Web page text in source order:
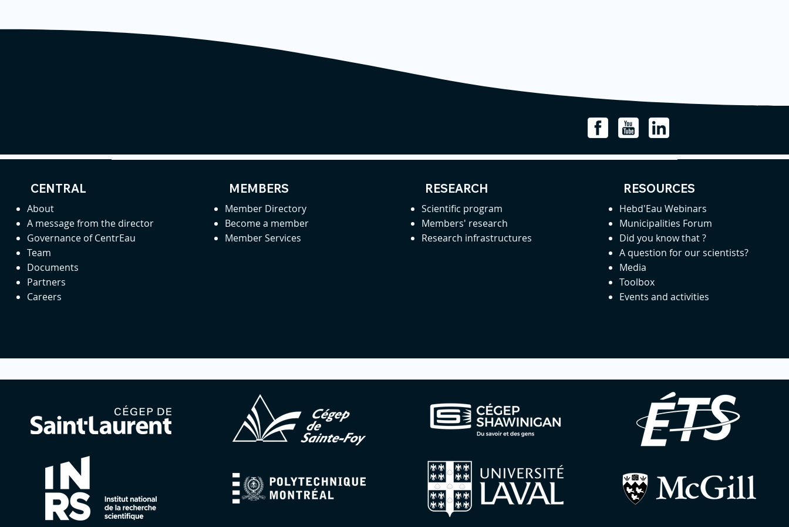
CENTRAL
About
A message from the director
Governance of CentrEau
Team
Documents
Partners
Careers
MEMBERS
Member Directory
Become a member
Member Services
RESEARCH
Scientific program
Members' research
Research infrastructures
RESOURCES
Hebd'Eau Webinars
Municipalities Forum
Did you know that ?
A question for our scientists?
Media
Toolbox
Events and activities